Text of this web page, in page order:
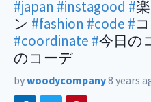
#japan #instagood #
ン #fashion #code #
#coordinate #今日の
のコーデ
bywoodycompany8 years